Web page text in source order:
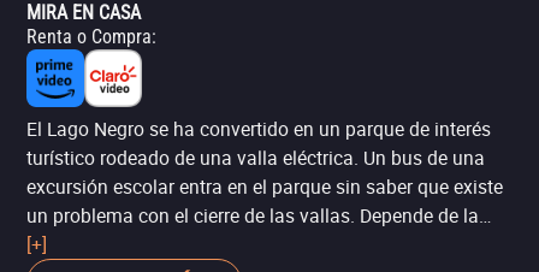
MIRA EN CASA
Renta o Compra:
El Lago Negro se ha convertido en un parque de interés
turístico rodeado de una valla eléctrica. Un bus de una
excursión escolar entra en el parque sin saber que existe
un problema con el cierre de las vallas. Depende de la
caza cocodrilos Reba y el sheriff salvar a los niños antes
[+]